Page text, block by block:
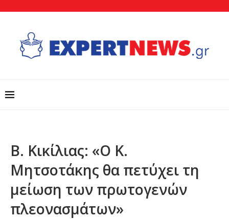
Β. Κικίλιας: «Ο Κ.
Μητσοτάκης θα πετύχει τη
μείωση των πρωτογενών
πλεονασμάτων»